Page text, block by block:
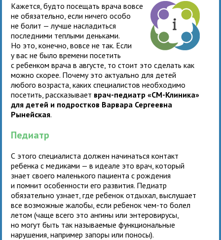
Кажется, будто посещать врача вовсе
не обязательно, если ничего особо
не болит — лучше насладиться
последними теплыми деньками.
Но это, конечно, вовсе не так. Если
у вас не было времени посетить
с ребенком врача в августе, то стоит это сделать как
можно скорее. Почему это актуально для детей
любого возраста, каких специалистов необходимо
посетить, рассказывает врач-педиатр «СМ-Клиника»
для детей и подростков Варвара Сергеевна
Рынейская.
Педиатр
С этого специалиста должен начинаться контакт
ребенка с медиками — в идеале это врач, который
знает своего маленького пациента с рождения
и помнит особенности его развития. Педиатр
обязательно узнает, где ребенок отдыхал, выслушает
все возможные жалобы, если ребенок чем-то болел
летом (чаще всего это ангины или энтеровирусы,
но могут быть так называемые функциональные
нарушения, например запоры или поносы).